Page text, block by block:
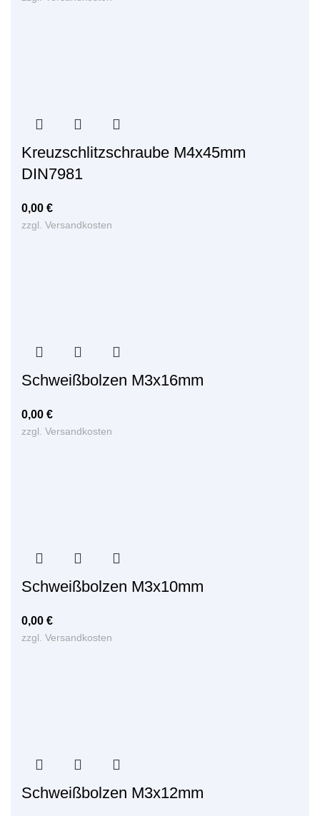
Kreuzschlitzschraube M4x45mm
DIN7981
0,00 €
zzgl. Versandkosten
Schweißbolzen M3x16mm
0,00 €
zzgl. Versandkosten
Schweißbolzen M3x10mm
0,00 €
zzgl. Versandkosten
Schweißbolzen M3x12mm